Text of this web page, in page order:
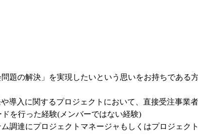
題の解決」を実現したいという思いをお持ちである
導入に関するプロジェクトにおいて、直接受注事業
を行った経験(メンバーではない経験)
調達にプロジェクトマネージャもしくはプロジェク